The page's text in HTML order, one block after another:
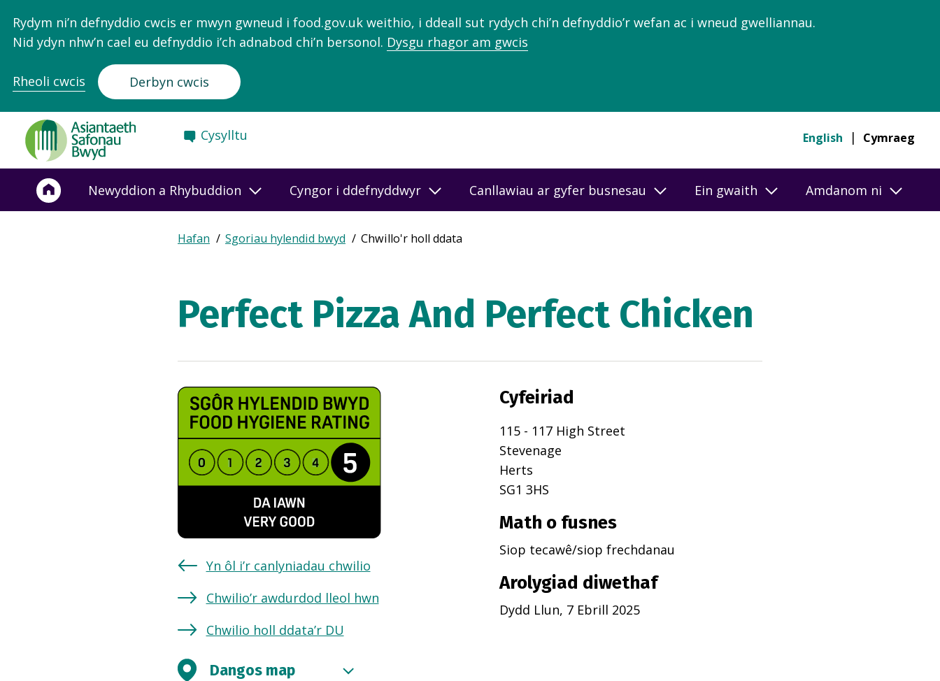
Rydym ni’n defnyddio cwcis er mwyn gwneud i food.gov.uk weithio, i ddeall sut rydych chi’n defnyddio’r wefan ac i wneud gwelliannau.
Nid ydyn nhw’n cael eu defnyddio i’ch adnabod chi’n bersonol. Dysgu rhagor am gwcis
Rheoli cwcis Derbyn cwcis
Food
Standards
Agency
Frontpage
Cysylltu English Cymraeg
Newyddion a Rhybuddion Cyngor i ddefnyddwyr Canllawiau ar gyfer busnesau Ein gwaith Amdanom ni
Breadcrumb
Expand
breadcrumb
Hafan Sgoriau hylendid bwyd Chwillo'r holl ddata
Perfect Pizza And Perfect Chicken
Yn ôl i’r canlyniadau chwilio
Chwilio’r awdurdod lleol hwn
Chwilio holl ddata’r DU
Cyfeiriad
115 - 117 High Street
Stevenage
Herts
SG1 3HS
Math o fusnes
Siop tecawê/siop frechdanau
Arolygiad diwethaf
Dydd Llun, 7 Ebrill 2025
Dangos map